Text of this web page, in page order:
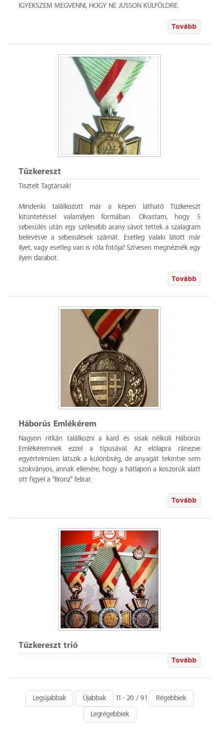
IGYEKSZEM MEGVENNI, HOGY NE JUSSON KÜLFÖLDRE.
Tovább
Tűzkereszt
Tisztelt Tagtársak!
Mindenki találkozott már a képen látható Tűzkereszt
kitüntetéssel valamilyen formában. Olvastam, hogy 5
sebesülés után egy szélesebb arany sávot tettek a szalagram
belevésve a sebesülések számát. Esetleg valaki látott már
ilyet, vagy esetleg van is róla fotója? Szívesen megnéznék egy
ilyen darabot.
Tovább
Háborús Emlékérem
Nagyon ritkán találkozni a kard és sisak nélküli Háborús
Emlékéremnek ezzel a típusával. Az előlapra ránezve
egyértelműen látszik a különbség, de anyagát tekintve sem
szokványos, annak ellenére, hogy a hátlapon a koszorúk alatt
ott figyel a "Bronz" felirat.
Tovább
Tűzkereszt trió
Tovább
Legújabbak Újabbak 11 - 20 / 91 Régebbiek
Legrégebbiek